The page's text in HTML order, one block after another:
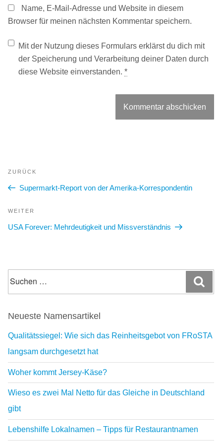
Name, E-Mail-Adresse und Website in diesem
Browser für meinen nächsten Kommentar speichern.
Mit der Nutzung dieses Formulars erklärst du dich mit
der Speicherung und Verarbeitung deiner Daten durch
diese Website einverstanden. *
Vorheriger
Beitrag
ZURÜCK
Supermarkt-Report von der Amerika-Korrespondentin
Nächster
Beitrag
WEITER
USA Forever: Mehrdeutigkeit und Missverständnis
Neueste Namensartikel
Qualitätssiegel: Wie sich das Reinheitsgebot von FRoSTA
langsam durchgesetzt hat
Woher kommt Jersey-Käse?
Wieso es zwei Mal Netto für das Gleiche in Deutschland
gibt
Lebenshilfe Lokalnamen – Tipps für Restaurantnamen